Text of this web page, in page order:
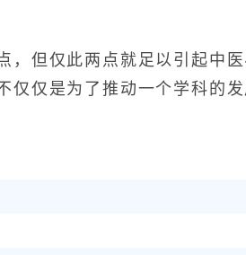
但仅此两点就足以引起中医
仅是为了推动一个学科的